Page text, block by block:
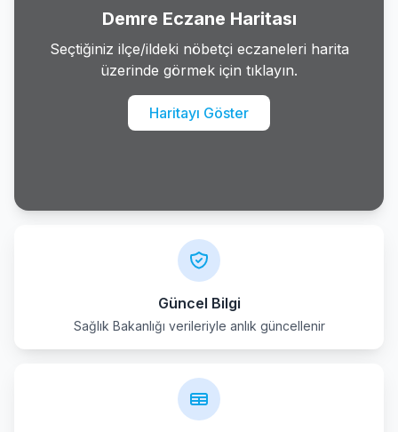
Serik
Demre Eczane Haritası
Seçtiğiniz ilçe/ildeki nöbetçi eczaneleri harita
üzerinde görmek için tıklayın.
Haritayı Göster
Güncel Bilgi
Sağlık Bakanlığı verileriyle anlık güncellenir